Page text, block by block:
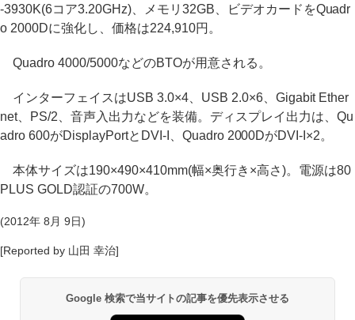
-3930K(6コア3.20GHz)、メモリ32GB、ビデオカードをQuadr
o 2000Dに強化し、価格は224,910円。
Quadro 4000/5000などのBTOが用意される。
インターフェイスはUSB 3.0×4、USB 2.0×6、Gigabit Ether
net、PS/2、音声入出力などを装備。ディスプレイ出力は、Qu
adro 600がDisplayPortとDVI-I、Quadro 2000DがDVI-I×2。
本体サイズは190×490×410mm(幅×奥行き×高さ)。電源は80
PLUS GOLD認証の700W。
(2012年 8月 9日)
[Reported by 山田 幸治]
Google 検索で当サイトの記事を優先表示させる